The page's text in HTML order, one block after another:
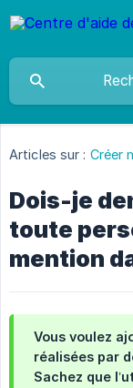
Articles sur : Créer
Dois-je
toute
mention
Vous voulez
réalisées par
Sachez que